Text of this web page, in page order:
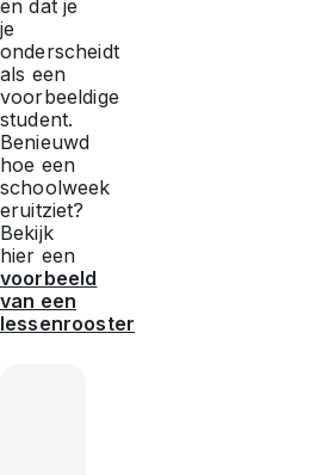
en dat je
je
onderscheidt
als een
voorbeeldige
student.
Benieuwd
hoe een
schoolweek
eruitziet?
Bekijk
hier een
voorbeeld
van een
lessenrooster